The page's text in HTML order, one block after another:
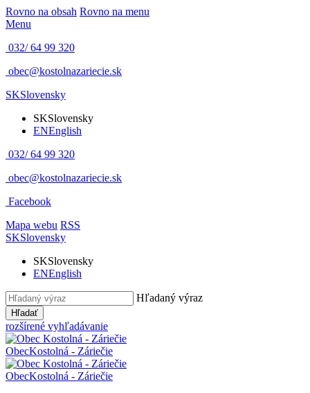
Rovno na obsah Rovno na menu
Menu
032/ 64 99 320
obec@kostolnazariecie.sk
SKSlovensky
SKSlovensky
ENEnglish
032/ 64 99 320
obec@kostolnazariecie.sk
Facebook
Mapa webu RSS
SKSlovensky
SKSlovensky
ENEnglish
Hľadaný výraz
Hľadať
rozšírené vyhľadávanie
ObecKostolná - Záriečie
ObecKostolná - Záriečie